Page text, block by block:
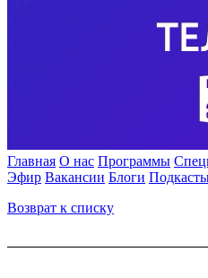
Главная О нас Программы
Эфир Вакансии Блоги
Возврат к списку